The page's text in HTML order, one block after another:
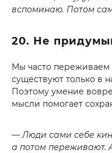
вспоминаю. Потом
20. Не
Мы часто переживаем
существуют только в
Поэтому умение
мысли помогает
— Люди сами себе
а потом переживают.